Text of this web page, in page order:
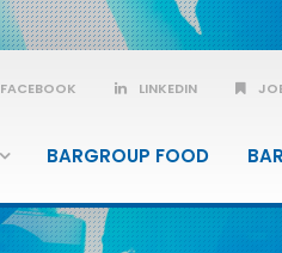
FACEBOOK LINKEDIN
BARGROUP FOOD